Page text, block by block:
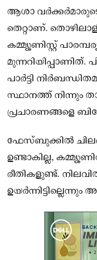
ആശാ
തെറ്റാണ്.
കമ്മ്യൂണിസ്റ്റ്
പാർട്ടി
സ്ഥാനത്ത് നിന്നും
പ്രചാരണങ്ങളെ
ഫേസ്ബുക്കിൽ ചിലർ
ഉണ്ടാകില്ല,
രീതികളുണ്ട്.
ഉയർന്നിട്ടില്ലെന്നും